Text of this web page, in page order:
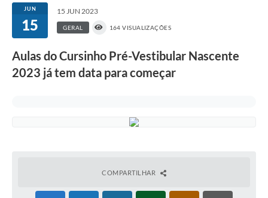
JUN
15
15 JUN 2023
GERAL 164 VISUALIZAÇÕES
Aulas do Cursinho Pré-Vestibular Nascente
2023 já tem data para começar
COMPARTILHAR